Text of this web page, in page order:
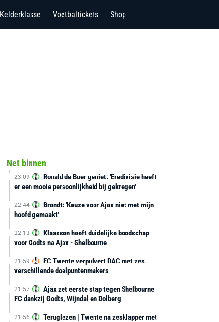
Kelderklasse Voetbaltickets Shop
Net binnen
23:09
Ronald de Boer geniet: 'Eredivisie heeft
er een mooie persoonlijkheid bij gekregen'
22:44
Brandt: 'Keuze voor Ajax niet met mijn
hoofd gemaakt'
22:13
Klaassen heeft duidelijke boodschap
voor Godts na Ajax - Shelbourne
21:59
FC Twente verpulvert DAC met zes
verschillende doelpuntenmakers
21:57
Ajax zet eerste stap tegen Shelbourne
FC dankzij Godts, Wijndal en Dolberg
21:56
Teruglezen | Twente na zesklapper met